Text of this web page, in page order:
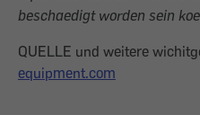
beschaedigt worden sein
QUELLE und weitere
equipment.com